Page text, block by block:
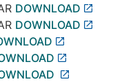
DOWNLOAD
DOWNLOAD